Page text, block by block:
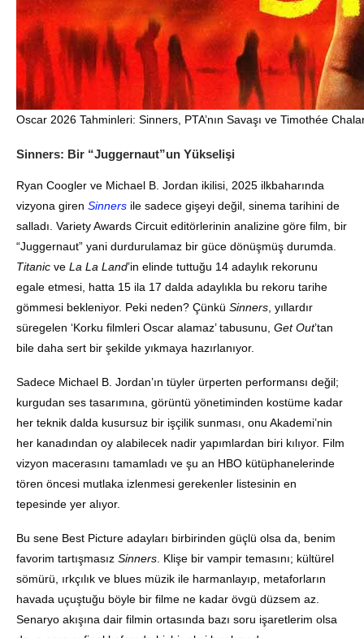
Oscar 2026 Tahminleri: Sinners, PTA’nın Savaşı ve Timothée
Sinners: Bir “Juggernaut”un Yükselişi
Ryan Coogler ve Michael B. Jordan ikilisi, 2025 ilkbaharında
vizyona giren Sinners ile sadece gişeyi değil, sinema tarihini de
salladı. Variety Awards Circuit editörlerinin analizine göre film, bir
“Juggernaut” yani durdurulamaz bir güce dönüşmüş durumda.
Titanic ve La La Land’in elinde tuttuğu 14 adaylık rekorunu
egale etmesi, hatta 15 ila 17 dalda adaylıkla bu rekoru tarihe
gömmesi bekleniyor. Peki neden? Çünkü Sinners , yıllardır
süregelen ‘Korku filmleri Oscar alamaz’ tabusunu, Get Out’tan
bile daha sert bir şekilde yıkmaya hazırlanıyor.
Sadece Michael B. Jordan’ın tüyler ürperten performansı değil;
kurgudan ses tasarımına, görüntü yönetiminden kostüme kadar
her teknik dalda kusursuz bir işçilik sunması, onu Akademi’nin
her kanadından oy alabilecek nadir yapımlardan biri kılıyor. Film
vizyon macerasını tamamladı ve şu an HBO kütüphanelerinde
tören öncesi mutlaka izlenmesi gerekenler listesinin en
tepesinde yer alıyor.
Bu sene Best Picture adayları birbirinden güçlü olsa da, benim
favorim tartışmasız Sinners . Klişe bir vampir temasını; kültürel
sömürü, ırkçılık ve blues müzik ile harmanlayıp, metaforların
havada uçuştuğu böyle bir filme ne kadar övgü düzsem az.
Senaryo akışına dair filmin ortasında bazı soru işaretlerim olsa